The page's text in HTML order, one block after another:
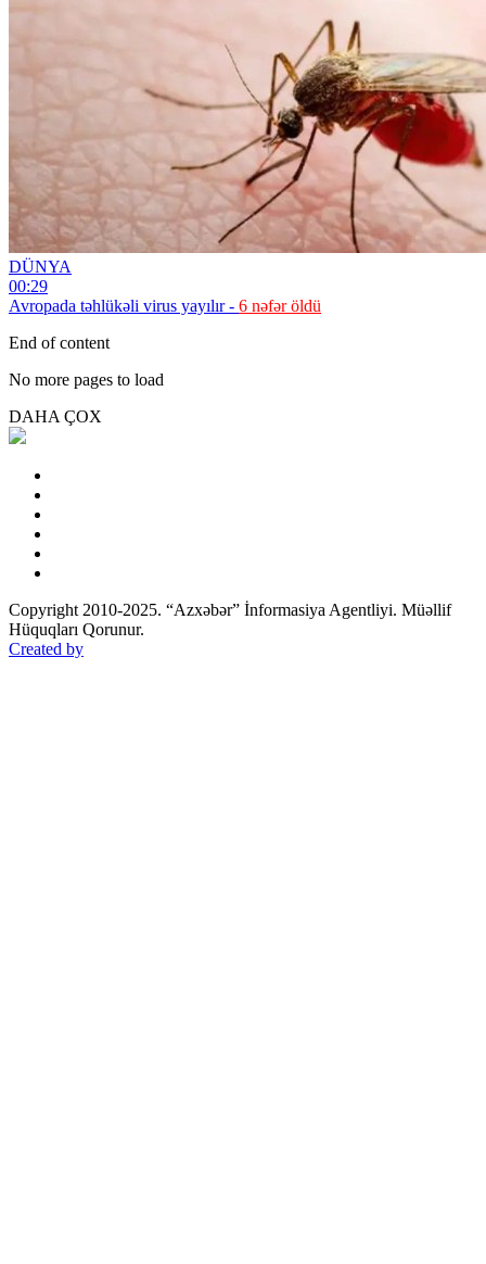
DÜNYA
00:29
Avropada təhlükəli virus yayılır - 6 nəfər öldü
End of content
No more pages to load
DAHA ÇOX
Copyright 2010-2025. “Azxəbər” İnformasiya Agentliyi. Müəllif
Hüquqları Qorunur.
Created by